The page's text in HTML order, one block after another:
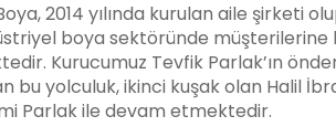
2014 yılında kurulan aile şirketi
boya sektöründe müşterilerine
Kurucumuz Tevfik Parlak’ın
bu yolculuk, ikinci kuşak olan Halil
Parlak ile devam etmektedir.